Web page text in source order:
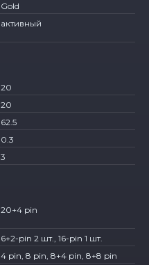
Gold
активный
20
20
62.5
0.3
3
20+4 pin
6+2-pin 2 шт., 16-pin 1 шт.
4 pin, 8 pin, 8+4 pin, 8+8 pin